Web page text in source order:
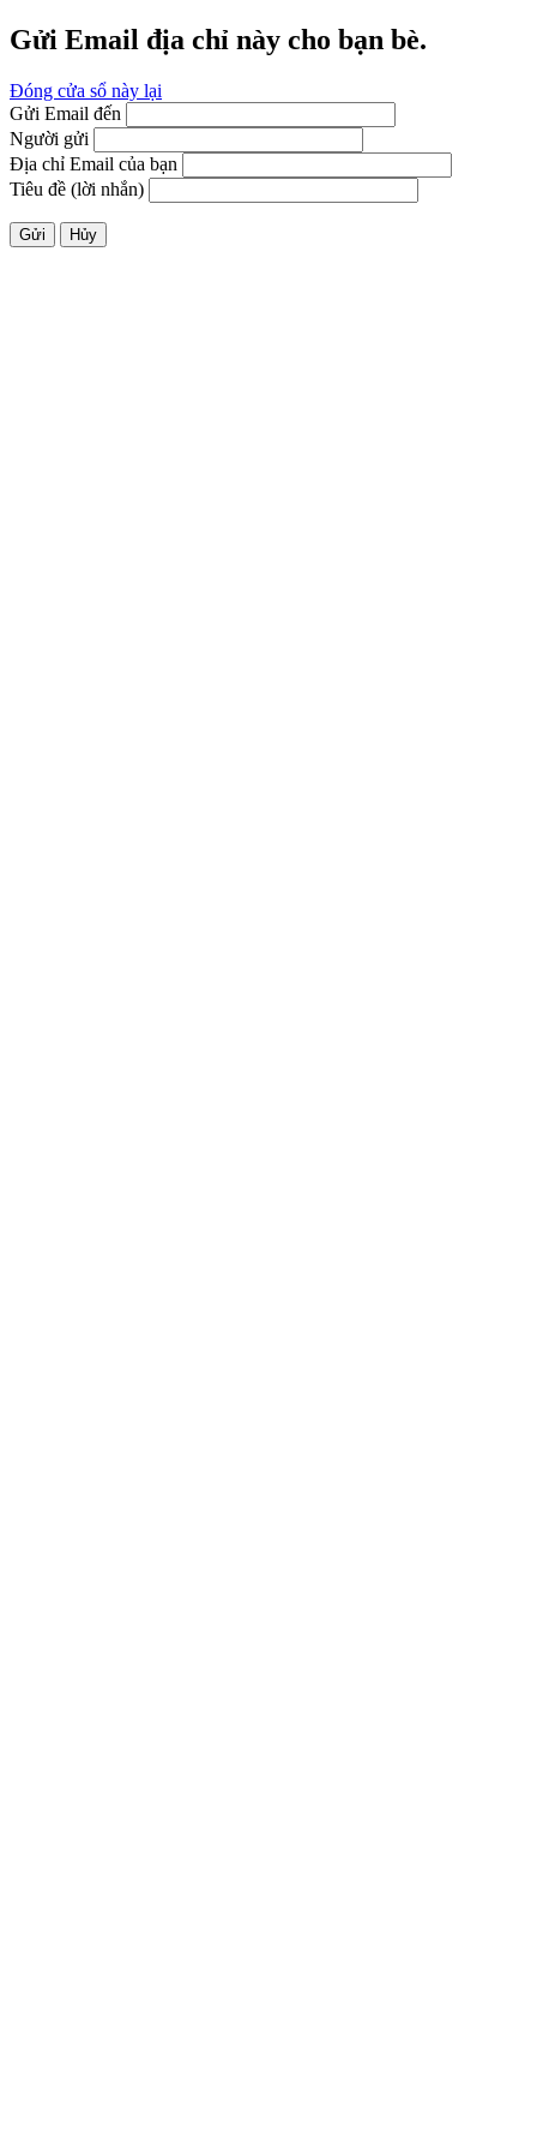
Gửi Email địa chỉ này cho bạn bè.
Đóng cửa sổ này lại
Gửi Email đến
Người gửi
Địa chỉ Email của bạn
Tiêu đề (lời nhắn)
Gửi Hủy